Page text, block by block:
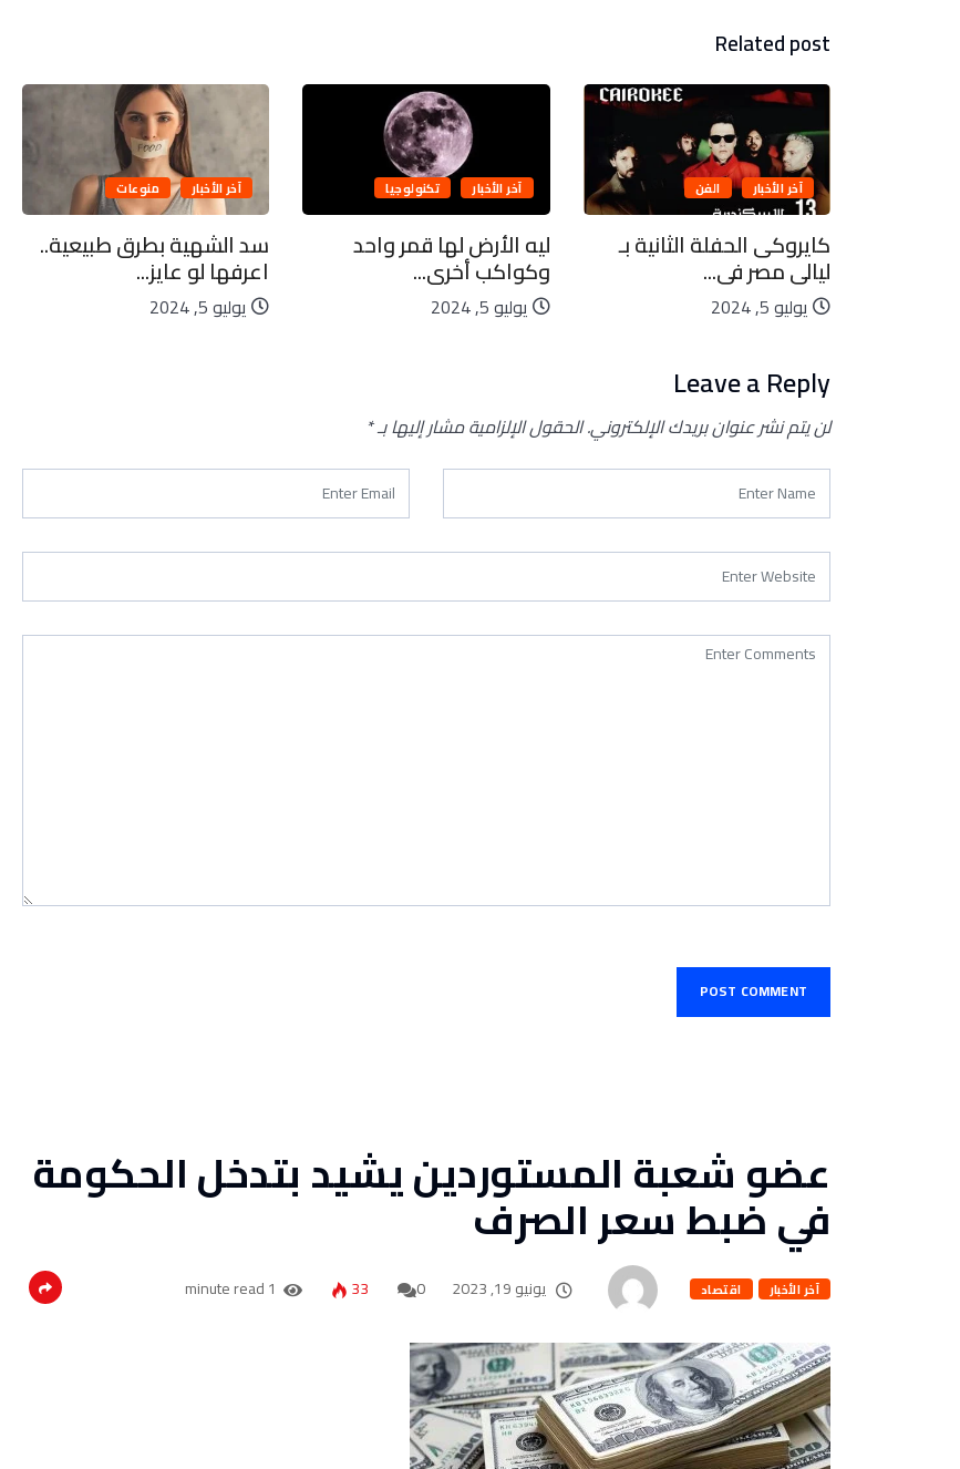
Related post
آخر الأخبار الفن
كايروكى الحفلة الثانية بـ
ليالى مصر فى...
يوليو 5, 2024
آخر الأخبار تكنولوجيا
ليه الأرض لها قمر واحد
وكواكب أخرى...
يوليو 5, 2024
آخر الأخبار منوعات
سد الشهية بطرق طبيعية..
اعرفها لو عايز...
يوليو 5, 2024
Leave a Reply
لن يتم نشر عنوان بريدك الإلكتروني.الحقول الإلزامية مشار إليها بـ*
عضو شعبة المستوردين يشيد بتدخل الحكومة
في ضبط سعر الصرف
آخر الأخبار اقتصاد يونيو 19, 2023 0
33
1 minute read